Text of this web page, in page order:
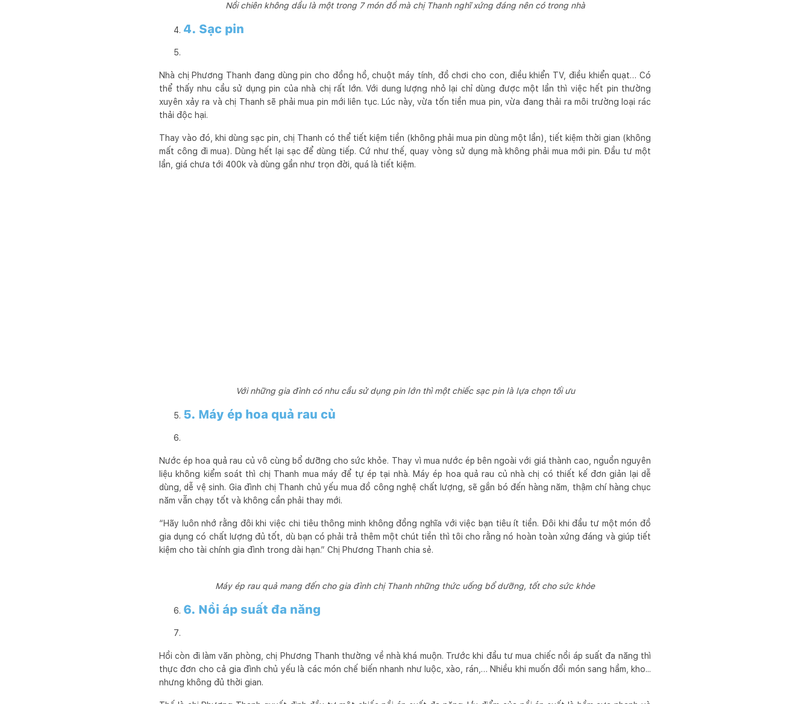
Nồi chiên không dầu là một trong 7 món đồ mà chị Thanh nghĩ xứng đáng nên có trong nhà
4. Sạc pin
Nhà chị Phương Thanh đang dùng pin cho đồng hồ, chuột máy tính, đồ chơi cho con, điều khiển TV, điều khiển quạt… Có
thể thấy nhu cầu sử dụng pin của nhà chị rất lớn. Với dung lượng nhỏ lại chỉ dùng được một lần thì việc hết pin thường
xuyên xảy ra và chị Thanh sẽ phải mua pin mới liên tục. Lúc này, vừa tốn tiền mua pin, vừa đang thải ra môi trường loại rác
thải độc hại.
Thay vào đó, khi dùng sạc pin, chị Thanh có thể tiết kiệm tiền (không phải mua pin dùng một lần), tiết kiệm thời gian (không
mất công đi mua). Dùng hết lại sạc để dùng tiếp. Cứ như thế, quay vòng sử dụng mà không phải mua mới pin. Đầu tư một
lần, giá chưa tới 400k và dùng gần như trọn đời, quá là tiết kiệm.
Với những gia đình có nhu cầu sử dụng pin lớn thì một chiếc sạc pin là lựa chọn tối ưu
5. Máy ép hoa quả rau củ
Nước ép hoa quả rau củ vô cùng bổ dưỡng cho sức khỏe. Thay vì mua nước ép bên ngoài với giá thành cao, nguồn nguyên
liệu không kiểm soát thì chị Thanh mua máy để tự ép tại nhà. Máy ép hoa quả rau củ nhà chị có thiết kế đơn giản lại dễ
dùng, dễ vệ sinh. Gia đình chị Thanh chủ yếu mua đồ công nghệ chất lượng, sẽ gắn bó đến hàng năm, thậm chí hàng chục
năm vẫn chạy tốt và không cần phải thay mới.
“Hãy luôn nhớ rằng đôi khi việc chi tiêu thông minh không đồng nghĩa với việc bạn tiêu ít tiền. Đôi khi đầu tư một món đồ
gia dụng có chất lượng đủ tốt, dù bạn có phải trả thêm một chút tiền thì tôi cho rằng nó hoàn toàn xứng đáng và giúp tiết
kiệm cho tài chính gia đình trong dài hạn.” Chị Phương Thanh chia sẻ.
Máy ép rau quả mang đến cho gia đình chị Thanh những thức uống bổ dưỡng, tốt cho sức khỏe
6. Nồi áp suất đa năng
Hồi còn đi làm văn phòng, chị Phương Thanh thường về nhà khá muộn. Trước khi đầu tư mua chiếc nồi áp suất đa năng thì
thực đơn cho cả gia đình chủ yếu là các món chế biến nhanh như luộc, xào, rán,… Nhiều khi muốn đổi món sang hầm, kho...
nhưng không đủ thời gian.